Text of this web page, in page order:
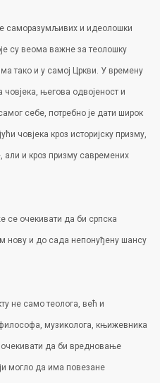
саморазумљивих и идеолошки
су веома важне за теолошку
тако и у самој Цркви. У времену
његова одвојеност и
себе, потребно је дати широк
човјека кроз историјску призму,
али и кроз призму савремених
се очекивати да би српска
нову и до сада непонуђену шансу
не само теолога, већ и
музиколога, књижевника
да би вредновање
могло да има повезане